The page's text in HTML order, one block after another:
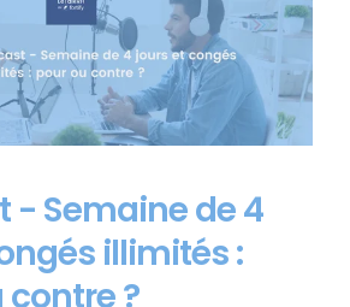
- Semaine de 4
illimités :
?